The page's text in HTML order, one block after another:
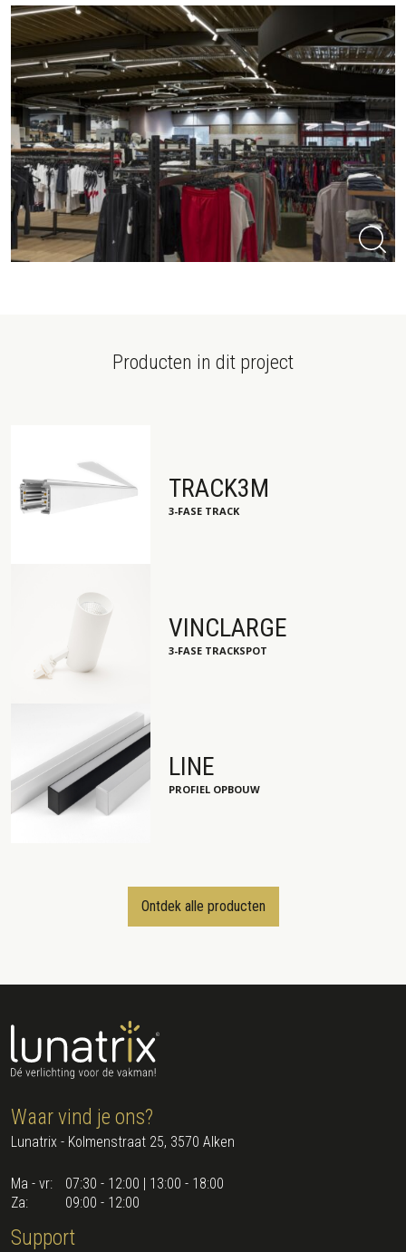
Producten in dit project
TRACK3M
3-FASE TRACK
VINCLARGE
3-FASE TRACKSPOT
LINE
PROFIEL OPBOUW
Ontdek alle producten
Waar vind je ons?
Lunatrix - Kolmenstraat 25, 3570 Alken
Ma - vr:
07:30 - 12:00 | 13:00 - 18:00
Za:
09:00 - 12:00
Support